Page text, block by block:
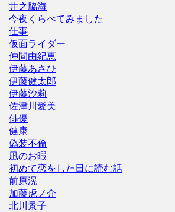
井之脇海
今夜くらべてみました
仕事
仮面ライダー
仲間由紀恵
伊藤あさひ
伊藤健太郎
伊藤沙莉
佐津川愛美
俳優
健康
偽装不倫
凪のお暇
初めて恋をした日に読む話
前原滉
加藤虎ノ介
北川景子